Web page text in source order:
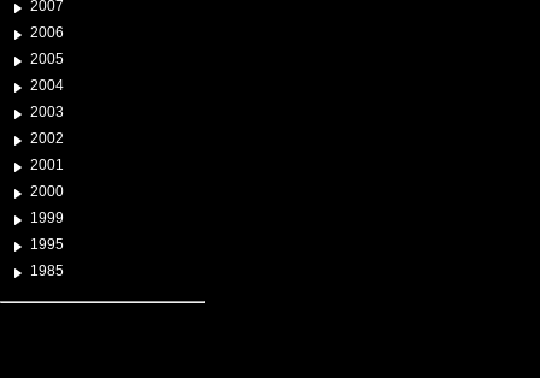
2007
2006
2005
2004
2003
2002
2001
2000
1999
1995
1985